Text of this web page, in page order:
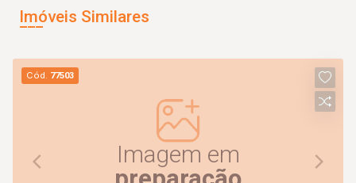
Imóveis Similares
Cód. 77503
Imagem em